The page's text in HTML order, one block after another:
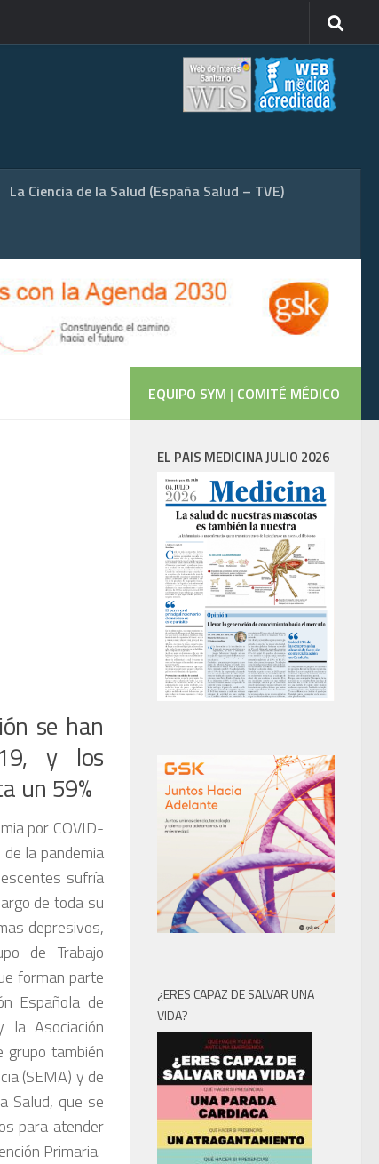
La Ciencia de la Salud (España Salud – TVE)
se han
y los
un 59%
por COVID-
la pandemia
sufría
de toda su
depresivos,
de Trabajo
forman parte
Española de
la Asociación
grupo también
(SEMA) y de
Salud, que se
para atender
Primaria.
EQUIPO SYM | COMITÉ MÉDICO
EL PAIS MEDICINA JULIO 2026
¿ERES CAPAZ DE SALVAR UNA
VIDA?